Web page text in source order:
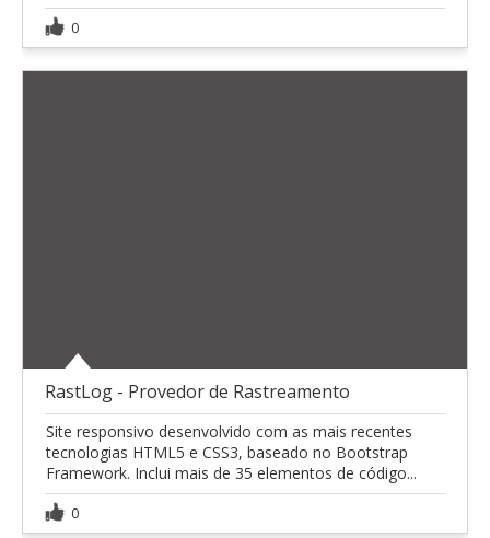
0
RastLog - Provedor de Rastreamento
Site responsivo desenvolvido com as mais recentes
tecnologias HTML5 e CSS3, baseado no Bootstrap
Framework. Inclui mais de 35 elementos de código...
0